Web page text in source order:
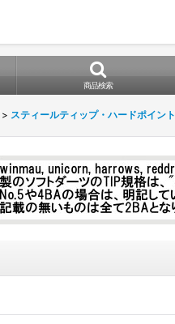
商品検索
> スティールティップ・ハードポイント